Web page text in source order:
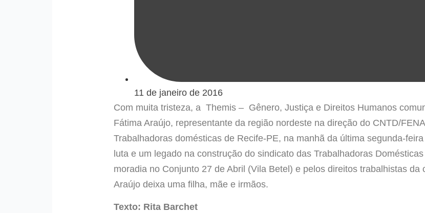
11 de janeiro de 2016
Com muita tristeza, a Themis – Gênero, Justiça e Direitos Humanos
Fátima Araújo, representante da região nordeste na direção do CNTD/
Trabalhadoras domésticas de Recife-PE, na manhã da última segunda-
luta e um legado na construção do sindicato das Trabalhadoras
moradia no Conjunto 27 de Abril (Vila Betel) e pelos direitos trabalhistas da
Araújo deixa uma filha, mãe e irmãos.
Texto: Rita Barchet